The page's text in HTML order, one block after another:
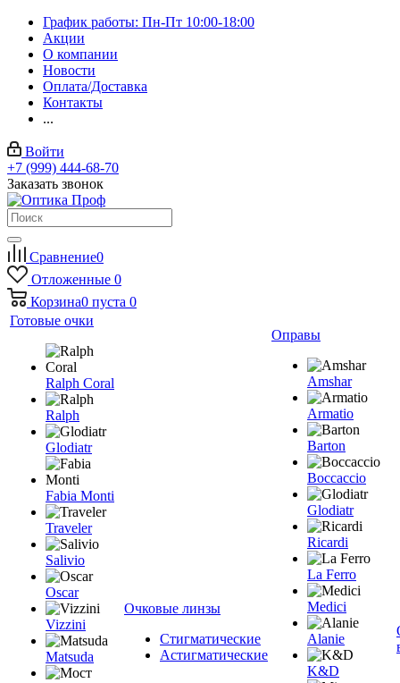
График работы: Пн-Пт 10:00-18:00
Акции
О компании
Новости
Оплата/Доставка
Контакты
...
Войти
+7 (999) 444-68-70
Заказать звонок
Сравнение0
Отложенные 0
Корзина0 пуста 0
Готовые очки
Ralph Coral
Ralph
Glodiatr
Fabia Monti
Traveler
Salivio
Oscar
Vizzini
Matsuda
Очковые линзы
Стигматические
Астигматические
Оправы
Amshar
Armatio
Barton
Boccaccio
Glodiatr
Ricardi
La Ferro
Medici
Alanie
K&D